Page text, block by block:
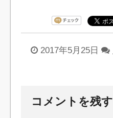
2017年5月25日
コメントを残す